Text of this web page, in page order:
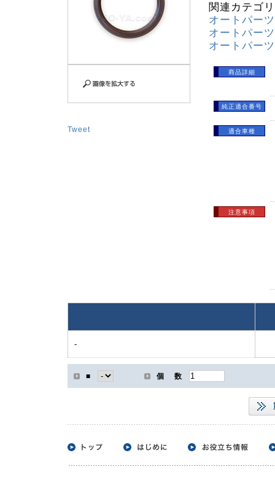
Tweet
関連カテゴ
オートパーツ
オートパーツ
オートパーツ
商品詳細
純正適合番号
適合車種
注意事項
-
■ 個 数